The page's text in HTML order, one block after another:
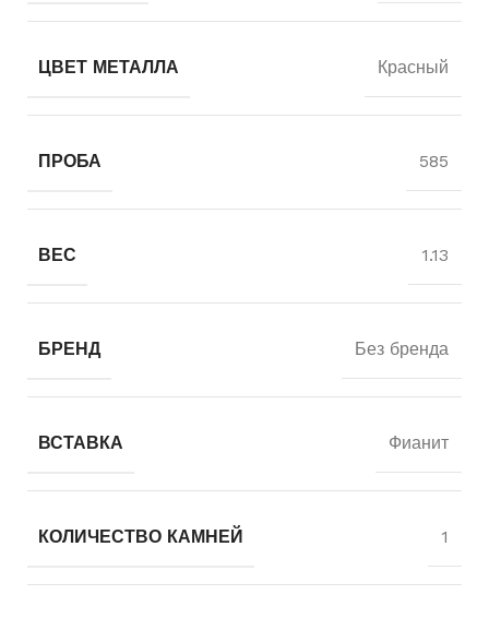
ЦВЕТ МЕТАЛЛА Красный
ПРОБА 585
ВЕС 1.13
БРЕНД Без бренда
ВСТАВКА Фианит
КОЛИЧЕСТВО КАМНЕЙ 1